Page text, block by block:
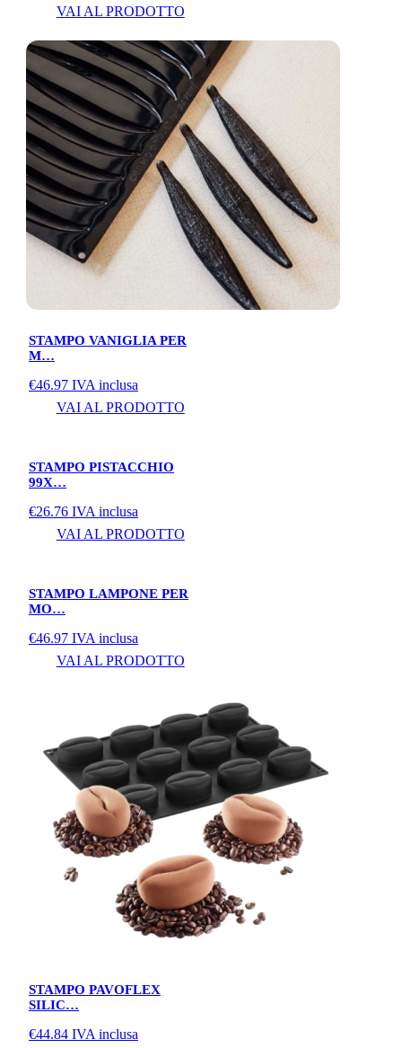
VAI AL PRODOTTO
STAMPO VANIGLIA PER
M…
€46.97 IVA inclusa
VAI AL PRODOTTO
STAMPO PISTACCHIO
99X…
€26.76 IVA inclusa
VAI AL PRODOTTO
STAMPO LAMPONE PER
MO…
€46.97 IVA inclusa
VAI AL PRODOTTO
STAMPO PAVOFLEX
SILIC…
€44.84 IVA inclusa